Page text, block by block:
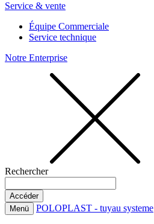
Service & vente
Équipe Commerciale
Service technique
Notre Enterprise
Rechercher
Menü POLOPLAST - tuyau systeme